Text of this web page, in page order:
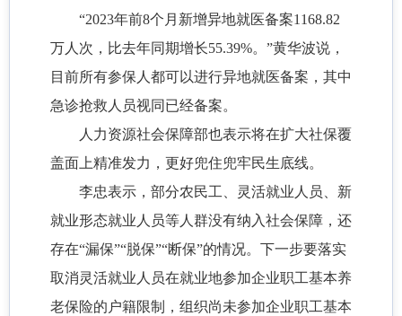
“2023年前8个月新增异地就医备案1168.82
万人次，比去年同期增长55.39%。”黄华波说，
目前所有参保人都可以进行异地就医备案，其中
急诊抢救人员视同已经备案。
人力资源社会保障部也表示将在扩大社保覆
盖面上精准发力，更好兜住兜牢民生底线。
李忠表示，部分农民工、灵活就业人员、新
就业形态就业人员等人群没有纳入社会保障，还
存在“漏保”“脱保”“断保”的情况。下一步要落实
取消灵活就业人员在就业地参加企业职工基本养
老保险的户籍限制，组织尚未参加企业职工基本